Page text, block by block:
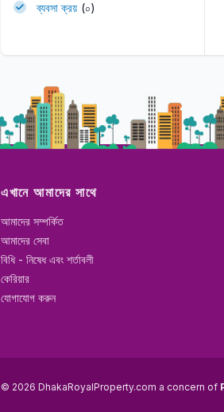
ব্যবসা ক্রয় (০)
এখানে আমাদের সাথে
আমাদের সম্পর্কিত
আমাদের সেবা
বিধি - নিষেধ এবং শর্তাবলী
কেরিয়ার
যোগাযোগ করুন
© 2026 DhakaRoyalProperty.com a concern of